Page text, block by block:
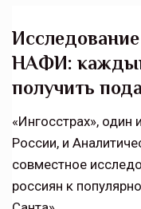
Исследование
НАФИ:
получить
«Ингосстрах», один
России, и
совместное
россиян к